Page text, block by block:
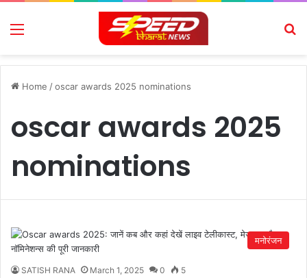
Menu
Home /oscar awards 2025 nominations
oscar awards 2025
nominations
मनोरंजन
SATISH RANA March 1, 2025 0 5